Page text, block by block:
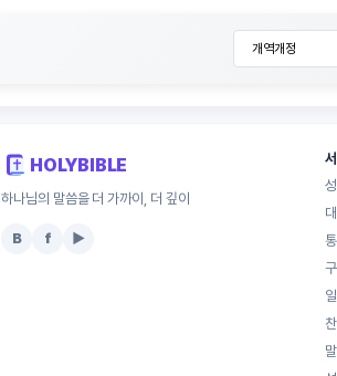
HOLYBIBLE
하나님의 말씀을 더 가까이, 더 깊이
B f ▶